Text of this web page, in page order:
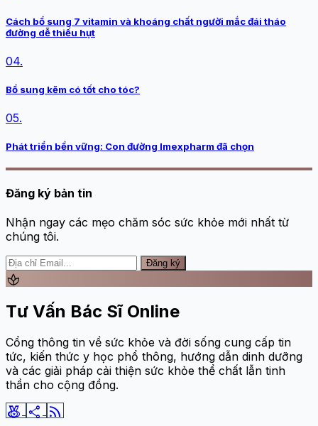
Cách bổ sung 7 vitamin và khoáng chất người mắc đái tháo
đường dễ thiếu hụt
04.
Bổ sung kẽm có tốt cho tóc?
05.
Phát triển bền vững: Con đường Imexpharm đã chọn
Đăng ký bản tin
Nhận ngay các mẹo chăm sóc sức khỏe mới nhất từ
chúng tôi.
Đăng ký
spa
Tư Vấn Bác Sĩ Online
Cổng thông tin về sức khỏe và đời sống cung cấp tin
tức, kiến thức y học phổ thông, hướng dẫn dinh dưỡng
và các giải pháp cải thiện sức khỏe thể chất lẫn tinh
thần cho cộng đồng.
social_leaderboard share rss_feed